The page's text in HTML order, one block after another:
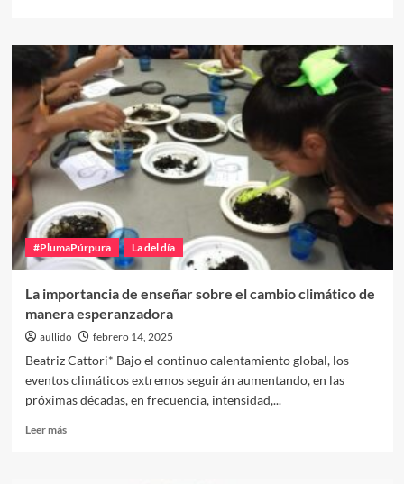
La
evaluación
de
la
fluidez
lectora
en
México
#PlumaPúrpura La del día
La importancia de enseñar sobre el cambio climático de
manera esperanzadora
aullido febrero 14, 2025
Beatriz Cattori* Bajo el continuo calentamiento global, los
eventos climáticos extremos seguirán aumentando, en las
próximas décadas, en frecuencia, intensidad,...
Leer másLeer